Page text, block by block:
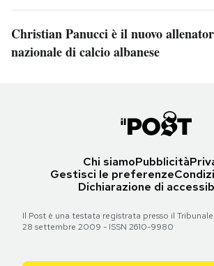
Christian Panucci è il nuovo
nazionale di calcio albanese
Chi siamoPubblicità
Gestisci le preferenze
Dichiarazione di
Il Post è una testata registrata presso il
28 settembre 2009 - ISSN 2610-9980